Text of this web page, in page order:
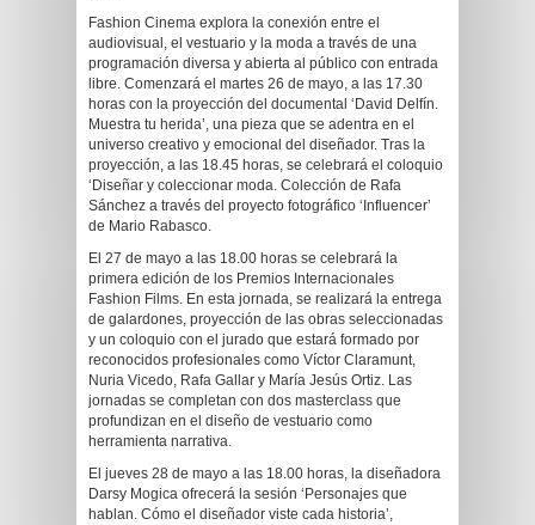
Fashion Cinema explora la conexión entre el
audiovisual, el vestuario y la moda a través de una
programación diversa y abierta al público con entrada
libre. Comenzará el martes 26 de mayo, a las 17.30
horas con la proyección del documental ‘David Delfín.
Muestra tu herida’, una pieza que se adentra en el
universo creativo y emocional del diseñador. Tras la
proyección, a las 18.45 horas, se celebrará el coloquio
‘Diseñar y coleccionar moda. Colección de Rafa
Sánchez a través del proyecto fotográfico ‘Influencer’
de Mario Rabasco.
El 27 de mayo a las 18.00 horas se celebrará la
primera edición de los Premios Internacionales
Fashion Films. En esta jornada, se realizará la entrega
de galardones, proyección de las obras seleccionadas
y un coloquio con el jurado que estará formado por
reconocidos profesionales como Víctor Claramunt,
Nuria Vicedo, Rafa Gallar y María Jesús Ortiz. Las
jornadas se completan con dos masterclass que
profundizan en el diseño de vestuario como
herramienta narrativa.
El jueves 28 de mayo a las 18.00 horas, la diseñadora
Darsy Mogica ofrecerá la sesión ‘Personajes que
hablan. Cómo el diseñador viste cada historia’,